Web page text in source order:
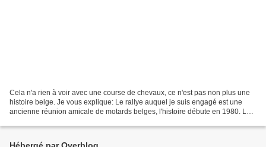
Cela n'a rien à voir avec une course de chevaux, ce n'est pas non plus une
histoire belge. Je vous explique: Le rallye auquel je suis engagé est une
ancienne réunion amicale de motards belges, l'histoire débute en 1980. Le